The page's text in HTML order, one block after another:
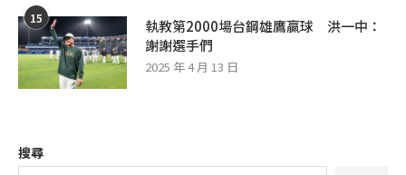
15
執教第2000場台鋼雄鷹贏球 洪一中：
謝謝選手們
2025 年 4 月 13 日
搜尋